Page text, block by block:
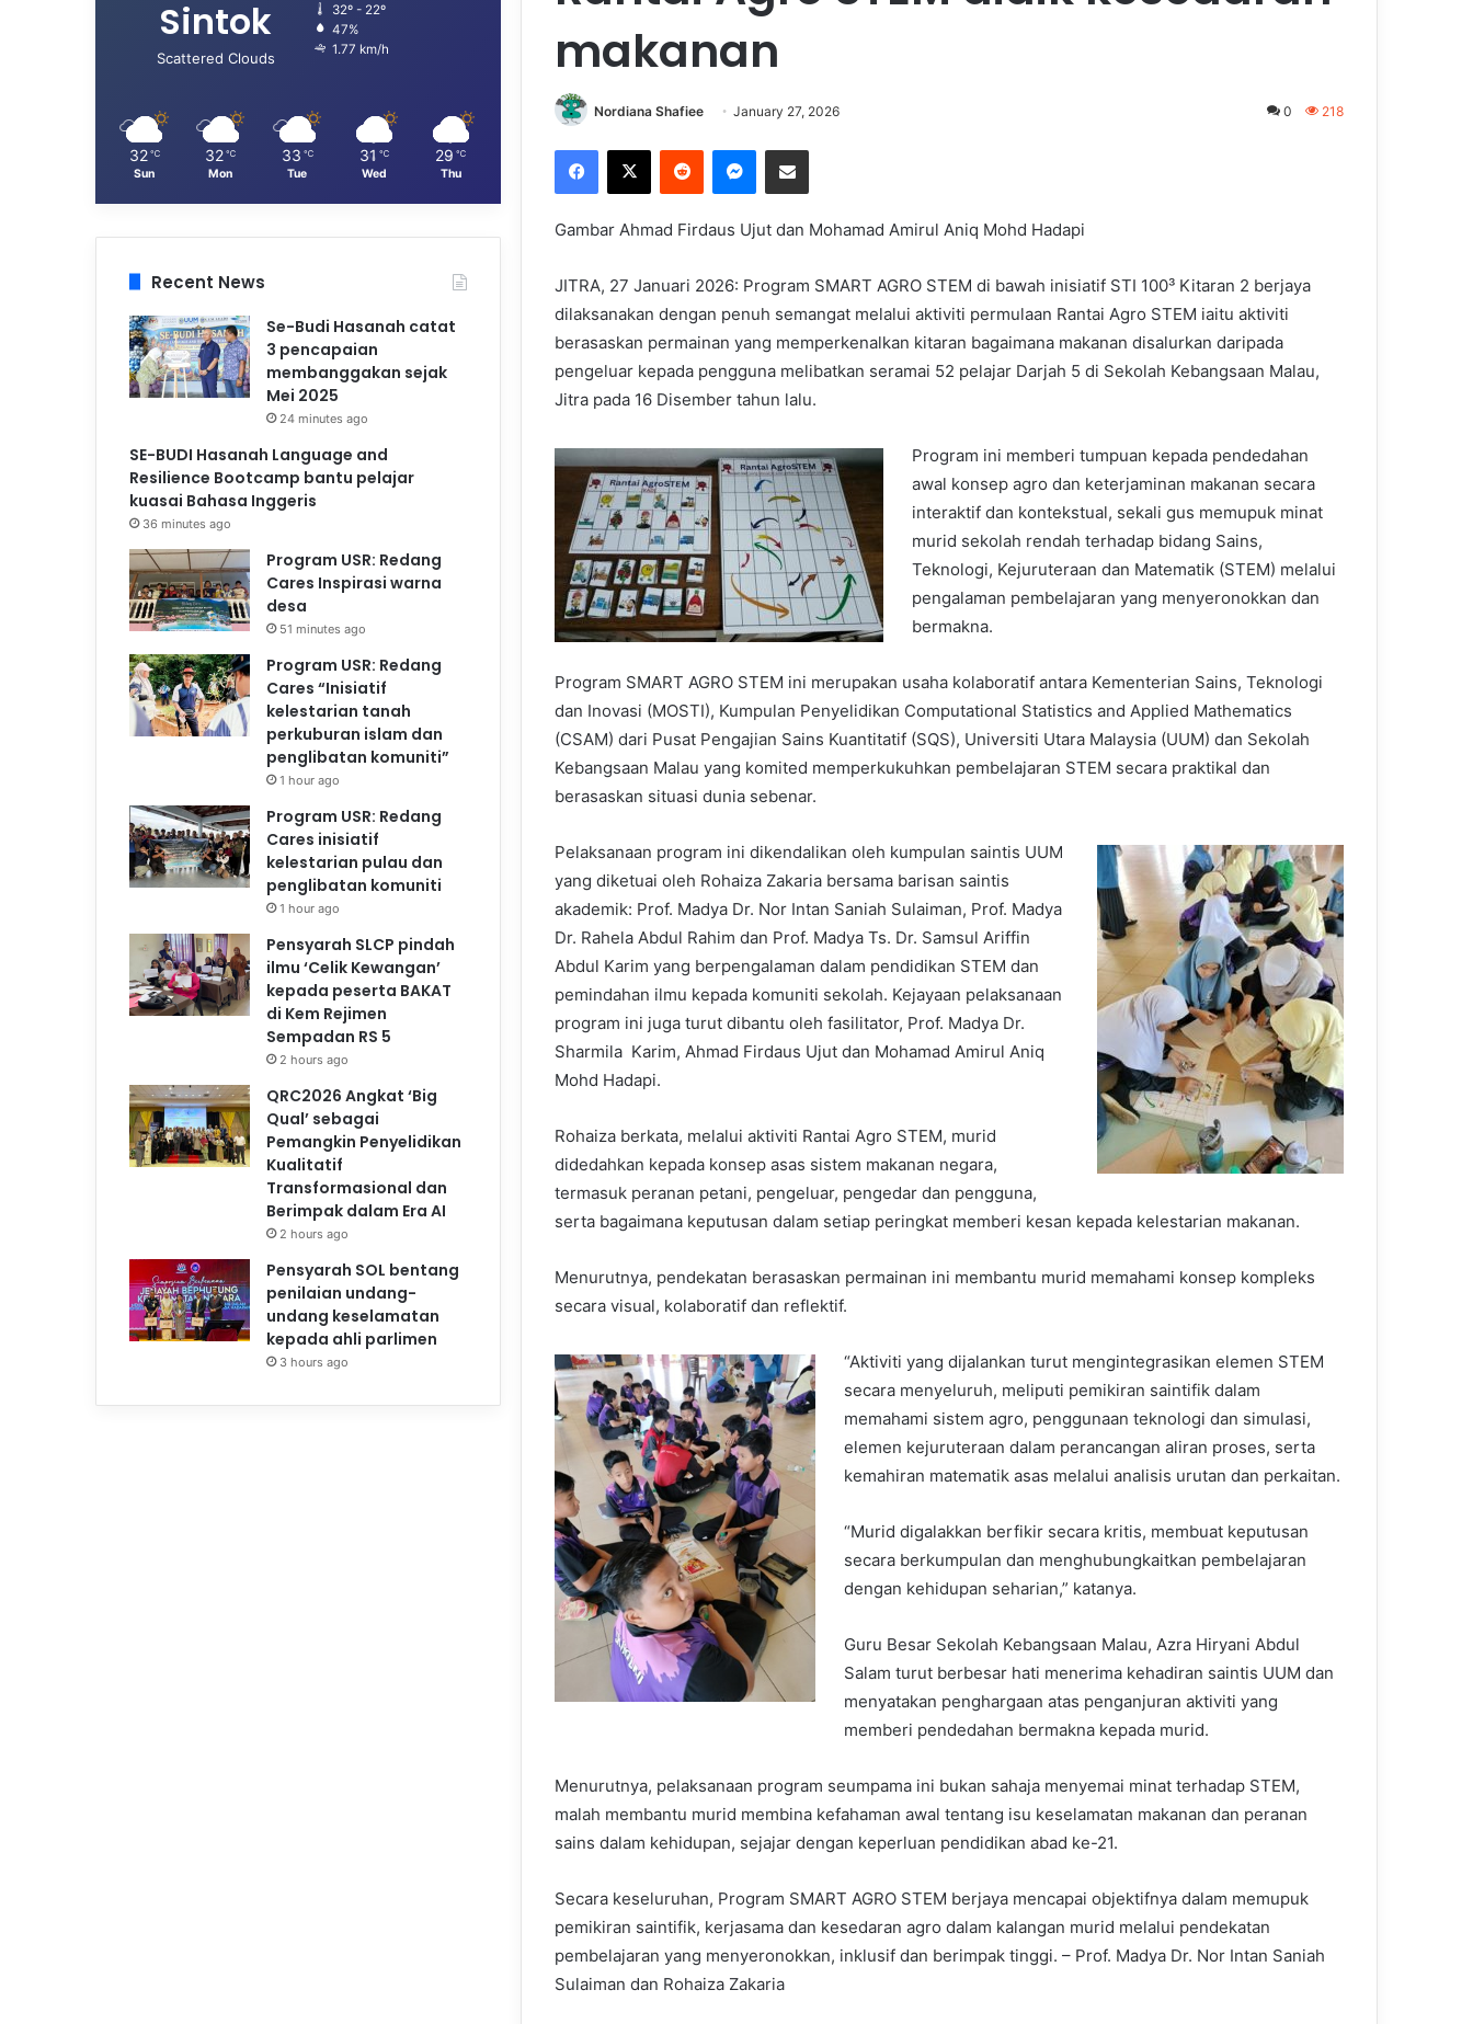
makanan
Nordiana Shafiee January 27, 2026 0 218
Gambar Ahmad Firdaus Ujut dan Mohamad Amirul Aniq Mohd Hadapi
JITRA, 27 Januari 2026: Program SMART AGRO STEM di bawah inisiatif STI 100³ Kitaran 2 berjaya
dilaksanakan dengan penuh semangat melalui aktiviti permulaan Rantai Agro STEM iaitu aktiviti
berasaskan permainan yang memperkenalkan kitaran bagaimana makanan disalurkan daripada
pengeluar kepada pengguna melibatkan seramai 52 pelajar Darjah 5 di Sekolah Kebangsaan Malau,
Jitra pada 16 Disember tahun lalu.
Program ini memberi tumpuan kepada pendedahan
awal konsep agro dan keterjaminan makanan secara
interaktif dan kontekstual, sekali gus memupuk minat
murid sekolah rendah terhadap bidang Sains,
Teknologi, Kejuruteraan dan Matematik (STEM) melalui
pengalaman pembelajaran yang menyeronokkan dan
bermakna.
Program SMART AGRO STEM ini merupakan usaha kolaboratif antara Kementerian Sains, Teknologi
dan Inovasi (MOSTI), Kumpulan Penyelidikan Computational Statistics and Applied Mathematics
(CSAM) dari Pusat Pengajian Sains Kuantitatif (SQS), Universiti Utara Malaysia (UUM) dan Sekolah
Kebangsaan Malau yang komited memperkukuhkan pembelajaran STEM secara praktikal dan
berasaskan situasi dunia sebenar.
Pelaksanaan program ini dikendalikan oleh kumpulan saintis UUM
yang diketuai oleh Rohaiza Zakaria bersama barisan saintis
akademik: Prof. Madya Dr. Nor Intan Saniah Sulaiman, Prof. Madya
Dr. Rahela Abdul Rahim dan Prof. Madya Ts. Dr. Samsul Ariffin
Abdul Karim yang berpengalaman dalam pendidikan STEM dan
pemindahan ilmu kepada komuniti sekolah. Kejayaan pelaksanaan
program ini juga turut dibantu oleh fasilitator, Prof. Madya Dr.
Sharmila Karim, Ahmad Firdaus Ujut dan Mohamad Amirul Aniq
Mohd Hadapi.
Rohaiza berkata, melalui aktiviti Rantai Agro STEM, murid
didedahkan kepada konsep asas sistem makanan negara,
termasuk peranan petani, pengeluar, pengedar dan pengguna,
serta bagaimana keputusan dalam setiap peringkat memberi kesan kepada kelestarian makanan.
Menurutnya, pendekatan berasaskan permainan ini membantu murid memahami konsep kompleks
secara visual, kolaboratif dan reflektif.
“Aktiviti yang dijalankan turut mengintegrasikan elemen STEM
secara menyeluruh, meliputi pemikiran saintifik dalam
memahami sistem agro, penggunaan teknologi dan simulasi,
elemen kejuruteraan dalam perancangan aliran proses, serta
kemahiran matematik asas melalui analisis urutan dan perkaitan.
“Murid digalakkan berfikir secara kritis, membuat keputusan
secara berkumpulan dan menghubungkaitkan pembelajaran
dengan kehidupan seharian,” katanya.
Guru Besar Sekolah Kebangsaan Malau, Azra Hiryani Abdul
Salam turut berbesar hati menerima kehadiran saintis UUM dan
menyatakan penghargaan atas penganjuran aktiviti yang
memberi pendedahan bermakna kepada murid.
Menurutnya, pelaksanaan program seumpama ini bukan sahaja menyemai minat terhadap STEM,
malah membantu murid membina kefahaman awal tentang isu keselamatan makanan dan peranan
sains dalam kehidupan, sejajar dengan keperluan pendidikan abad ke-21.
Secara keseluruhan, Program SMART AGRO STEM berjaya mencapai objektifnya dalam memupuk
pemikiran saintifik, kerjasama dan kesedaran agro dalam kalangan murid melalui pendekatan
pembelajaran yang menyeronokkan, inklusif dan berimpak tinggi. – Prof. Madya Dr. Nor Intan Saniah
Sulaiman dan Rohaiza Zakaria
Sintok
Scattered Clouds
32º - 22º
47%
1.77 km/h
32 ℃
Sun
32 ℃
Mon
33 ℃
Tue
31 ℃
Wed
29 ℃
Thu
Recent News
Se-Budi Hasanah catat
3 pencapaian
membanggakan sejak
Mei 2025
24 minutes ago
SE-BUDI Hasanah Language and
Resilience Bootcamp bantu pelajar
kuasai Bahasa Inggeris
36 minutes ago
Program USR: Redang
Cares Inspirasi warna
desa
51 minutes ago
Program USR: Redang
Cares “Inisiatif
kelestarian tanah
perkuburan islam dan
penglibatan komuniti”
1 hour ago
Program USR: Redang
Cares inisiatif
kelestarian pulau dan
penglibatan komuniti
1 hour ago
Pensyarah SLCP pindah
ilmu ‘Celik Kewangan’
kepada peserta BAKAT
di Kem Rejimen
Sempadan RS 5
2 hours ago
QRC2026 Angkat ‘Big
Qual’ sebagai
Pemangkin Penyelidikan
Kualitatif
Transformasional dan
Berimpak dalam Era AI
2 hours ago
Pensyarah SOL bentang
penilaian undang-
undang keselamatan
kepada ahli parlimen
3 hours ago